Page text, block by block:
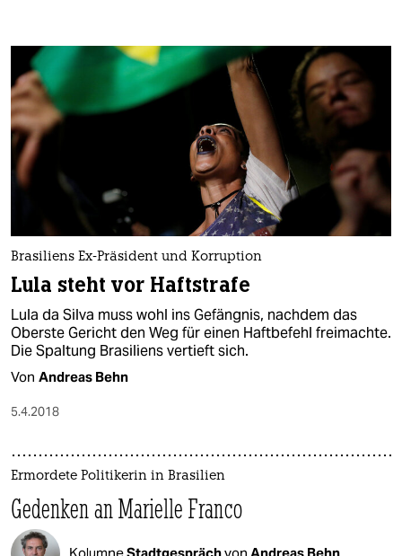
Brasiliens Ex-Präsident und Korruption
Lula steht vor Haftstrafe
Lula da Silva muss wohl ins Gefängnis, nachdem das
Oberste Gericht den Weg für einen Haftbefehl freimachte.
Die Spaltung Brasiliens vertieft sich.
Von Andreas Behn
5.4.2018
Ermordete Politikerin in Brasilien
Gedenken an Marielle Franco